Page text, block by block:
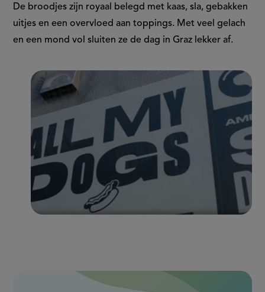
De broodjes zijn royaal belegd met kaas, sla, gebakken
uitjes en een overvloed aan toppings. Met veel gelach
en een mond vol sluiten ze de dag in Graz lekker af.